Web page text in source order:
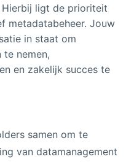
Hierbij ligt de prioriteit
metadatabeheer. Jouw
in staat om
nemen,
en zakelijk succes te
samen om te
van datamanagement